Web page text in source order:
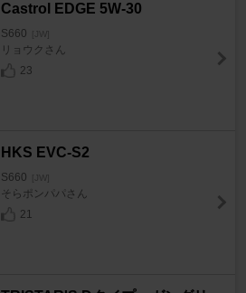
Castrol EDGE 5W-30
S660 [JW]
リョウクさん
23
HKS EVC-S2
S660 [JW]
そらポンパパさん
21